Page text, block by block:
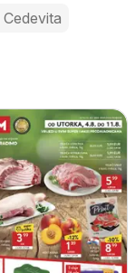
Cedevita